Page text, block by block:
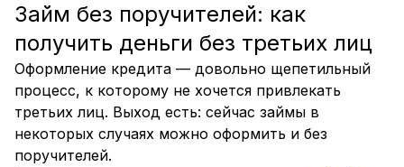
Займ без поручителей: как
получить деньги без третьих лиц
Оформление кредита — довольно щепетильный
процесс, к которому не хочется привлекать
третьих лиц. Выход есть: сейчас займы в
некоторых случаях можно оформить и без
поручителей.